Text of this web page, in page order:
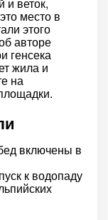
место в
этого
авторе
генсека
жила и
на
включены в
к водопаду